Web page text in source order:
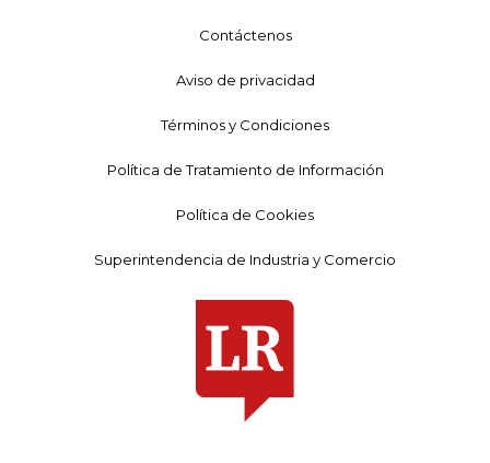
Contáctenos
Aviso de privacidad
Términos y Condiciones
Política de Tratamiento de Información
Política de Cookies
Superintendencia de Industria y Comercio